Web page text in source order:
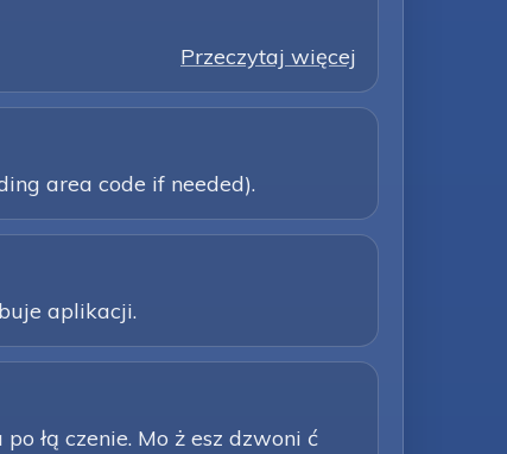
Przeczytaj więcej
area code if needed).
aplikacji.
łą czenie. Mo ż esz dzwoni ć